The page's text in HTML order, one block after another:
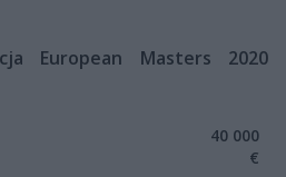
European Masters 2020
40 000
€